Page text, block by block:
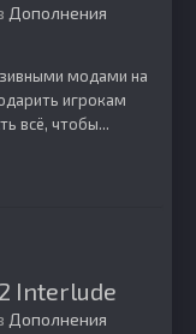
Дополнения
модами на
игрокам
всё, чтобы...
Interlude
Дополнения